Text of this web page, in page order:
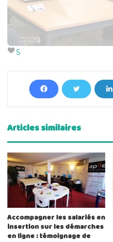
5
Articles similaires
Accompagner les salariés en
insertion sur les démarches
en ligne : témoignage de